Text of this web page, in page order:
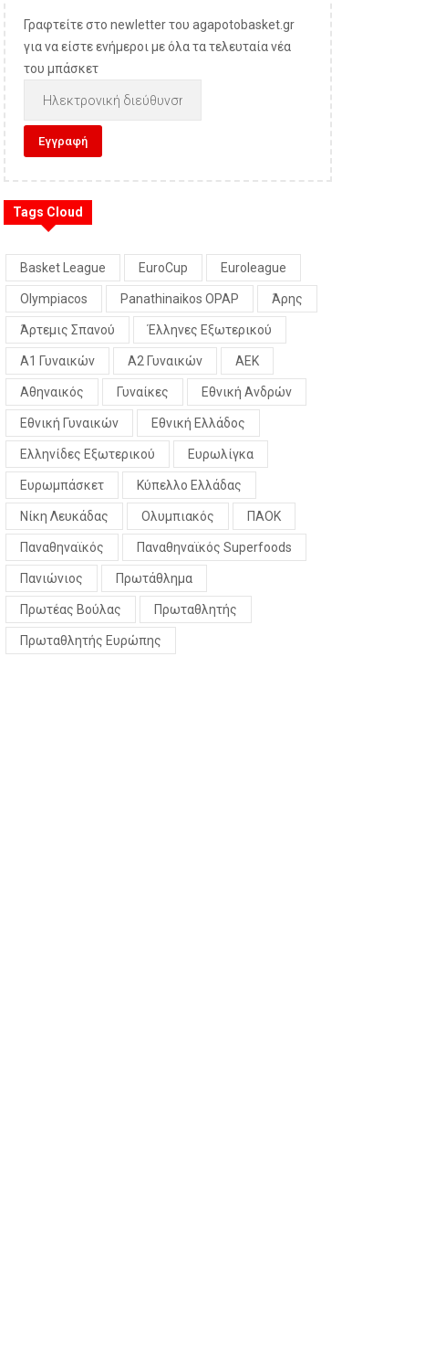
Γραφτείτε στο newletter του agapotobasket.gr
για να είστε ενήμεροι με όλα τα τελευταία νέα
του μπάσκετ
Tags Cloud
Basket League EuroCup Euroleague
Olympiacos Panathinaikos OPAP Άρης
Άρτεμις Σπανού Έλληνες Εξωτερικού
Α1 Γυναικών Α2 Γυναικών ΑΕΚ
Αθηναικός Γυναίκες Εθνική Ανδρών
Εθνική Γυναικών Εθνική Ελλάδος
Ελληνίδες Εξωτερικού Ευρωλίγκα
Ευρωμπάσκετ Κύπελλο Ελλάδας
Νίκη Λευκάδας Ολυμπιακός ΠΑΟΚ
Παναθηναϊκός Παναθηναϊκός Superfoods
Πανιώνιος Πρωτάθλημα
Πρωτέας Βούλας Πρωταθλητής
Πρωταθλητής Ευρώπης